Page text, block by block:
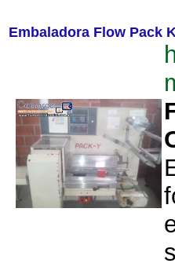
Embaladora Flow Pack